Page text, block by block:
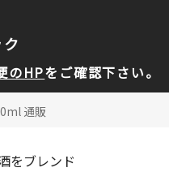
のHPをご確認下さい。
通販
をブレンド